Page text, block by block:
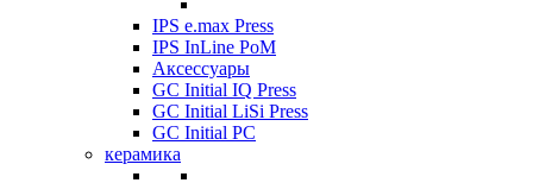
IPS e.max Press
IPS InLine PoM
Аксессуары
GC Initial IQ Press
GC Initial LiSi Press
GC Initial PC
керамика